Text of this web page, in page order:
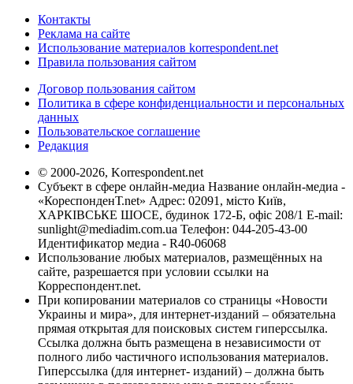
Контакты
Реклама на сайте
Использование материалов korrespondent.net
Правила пользования сайтом
Договор пользования сайтом
Политика в сфере конфиденциальности и персональных
данных
Пользовательское соглашение
Редакция
© 2000-2026, Korrespondent.net
Субъект в сфере онлайн-медиа Название онлайн-медиа -
«КореспонденТ.net» Адрес: 02091, місто Київ,
ХАРКІВСЬКЕ ШОСЕ, будинок 172-Б, офіс 208/1 E-mail:
sunlight@mediadim.com.ua Телефон: 044-205-43-00
Идентификатор медиа - R40-06068
Использование любых материалов, размещённых на
сайте, разрешается при условии ссылки на
Корреспондент.net.
При копировании материалов со страницы «Новости
Украины и мира», для интернет-изданий – обязательна
прямая открытая для поисковых систем гиперссылка.
Ссылка должна быть размещена в независимости от
полного либо частичного использования материалов.
Гиперссылка (для интернет- изданий) – должна быть